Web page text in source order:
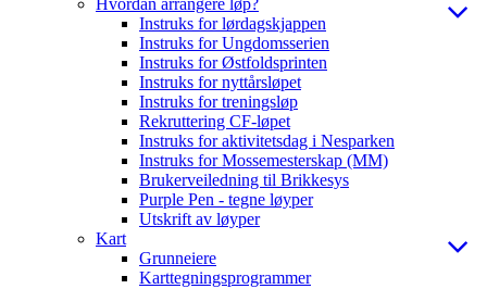
Hvordan arrangere løp?
Instruks for lørdagskjappen
Instruks for Ungdomsserien
Instruks for Østfoldsprinten
Instruks for nyttårsløpet
Instruks for treningsløp
Rekruttering CF-løpet
Instruks for aktivitetsdag i Nesparken
Instruks for Mossemesterskap (MM)
Brukerveiledning til Brikkesys
Purple Pen - tegne løyper
Utskrift av løyper
Kart
Grunneiere
Karttegningsprogrammer